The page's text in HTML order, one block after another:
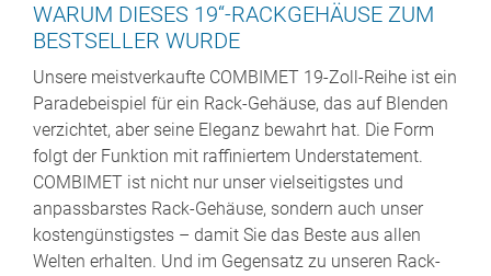
WARUM DIESES 19“-RACKGEHÄUSE ZUM
BESTSELLER WURDE
Unsere meistverkaufte COMBIMET 19-Zoll-Reihe ist ein
Paradebeispiel für ein Rack-Gehäuse, das auf Blenden
verzichtet, aber seine Eleganz bewahrt hat. Die Form
folgt der Funktion mit raffiniertem Understatement.
COMBIMET ist nicht nur unser vielseitigstes und
anpassbarstes Rack-Gehäuse, sondern auch unser
kostengünstigstes – damit Sie das Beste aus allen
Welten erhalten. Und im Gegensatz zu unseren Rack-